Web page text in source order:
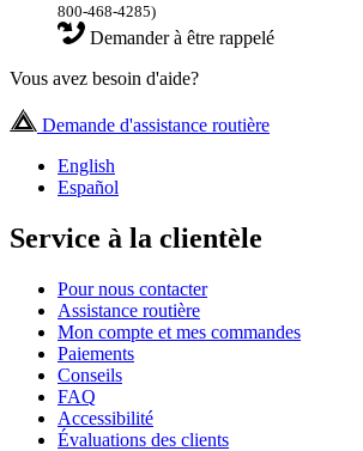
800-468-4285)
Demander à être rappelé
Vous avez besoin d'aide?
Demande d'assistance routière
English
Español
Service à la clientèle
Pour nous contacter
Assistance routière
Mon compte et mes commandes
Paiements
Conseils
FAQ
Accessibilité
Évaluations des clients